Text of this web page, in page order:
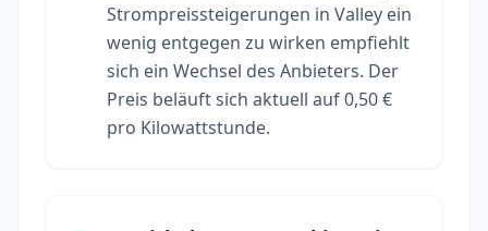
Strompreissteigerungen in Valley ein
wenig entgegen zu wirken empfiehlt
sich ein Wechsel des Anbieters. Der
Preis beläuft sich aktuell auf 0,50 €
pro Kilowattstunde.